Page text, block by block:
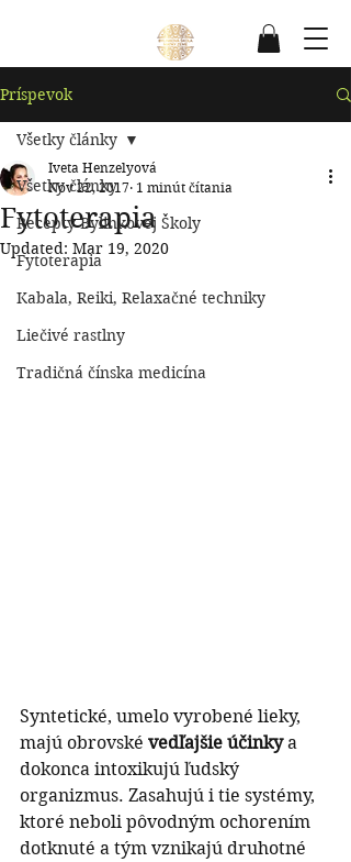
Príspevok
Všetky články
Recepty Bylinkovej Školy
Fytoterapia
Kabala, Reiki, Relaxačné techniky
Liečivé rastlny
Tradičná čínska medicína
Všetky články
Fytoterapia
Iveta Henzelyová
Nov 22, 2017 1 minút čítania
Updated: Mar 19, 2020
Syntetické, umelo vyrobené lieky,
majú obrovské vedľajšie účinky a
dokonca intoxikujú ľudský
organizmus. Zasahujú i tie systémy,
ktoré neboli pôvodným ochorením
dotknuté a tým vznikajú druhotné